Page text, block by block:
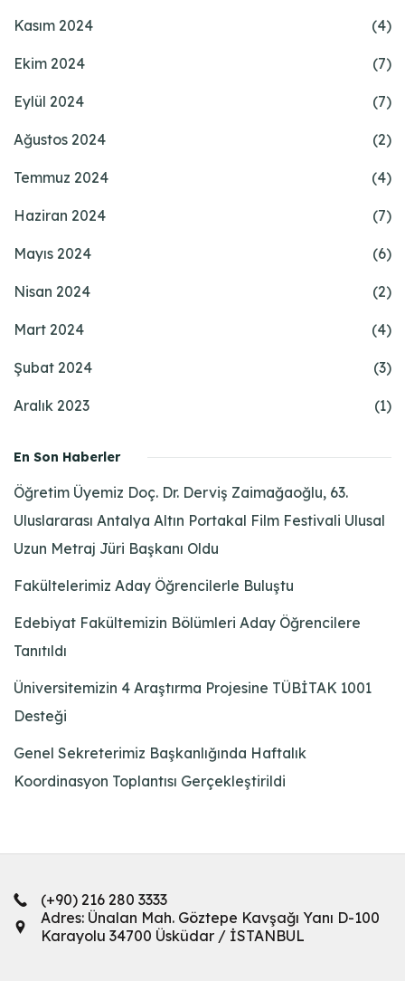
Kasım 2024 (4)
Ekim 2024 (7)
Eylül 2024 (7)
Ağustos 2024 (2)
Temmuz 2024 (4)
Haziran 2024 (7)
Mayıs 2024 (6)
Nisan 2024 (2)
Mart 2024 (4)
Şubat 2024 (3)
Aralık 2023 (1)
En Son Haberler
Öğretim Üyemiz Doç. Dr. Derviş Zaimağaoğlu, 63.
Uluslararası Antalya Altın Portakal Film Festivali Ulusal
Uzun Metraj Jüri Başkanı Oldu
Fakültelerimiz Aday Öğrencilerle Buluştu
Edebiyat Fakültemizin Bölümleri Aday Öğrencilere
Tanıtıldı
Üniversitemizin 4 Araştırma Projesine TÜBİTAK 1001
Desteği
Genel Sekreterimiz Başkanlığında Haftalık
Koordinasyon Toplantısı Gerçekleştirildi
(+90) 216 280 3333
Adres: Ünalan Mah. Göztepe Kavşağı Yanı D-100
Karayolu 34700 Üsküdar / İSTANBUL